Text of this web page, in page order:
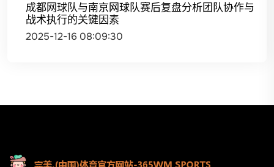
成都网球队与南京网球队赛后复盘分析团队协作与
战术执行的关键因素
2025-12-16 08:09:30